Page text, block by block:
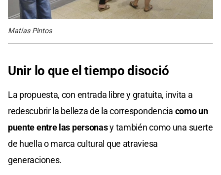
Matías Pintos
Unir lo que el tiempo disoció
La propuesta, con entrada libre y gratuita, invita a
redescubrir la belleza de la correspondencia como un
puente entre las personasy también como una suerte
de huella o marca cultural que atraviesa
generaciones.